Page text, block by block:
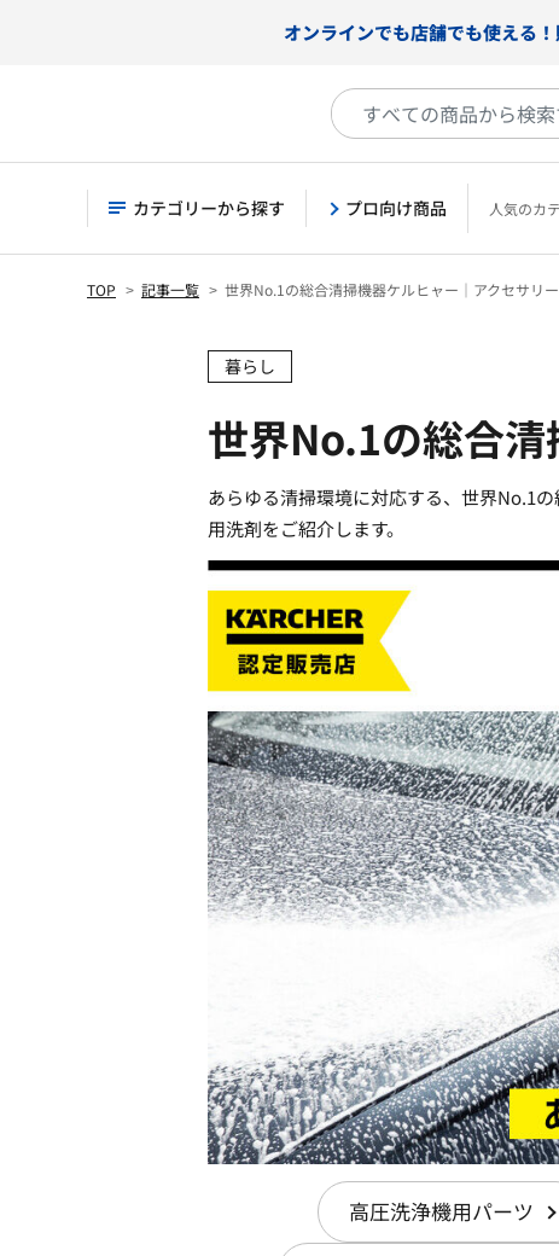
オンラインでも店舗でも使える！
カテゴリーから探す プロ向け商品 人気のカ
TOP 記事一覧 世界No.1の総合清掃機器ケルヒャー｜アクセサリ
暮らし
世界No.1の総合
あらゆる清掃環境に対応する、世界No.1
用洗剤をご紹介します。
高圧洗浄機用パーツ